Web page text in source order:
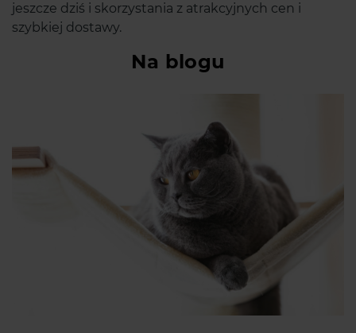
jeszcze dziś i skorzystania z atrakcyjnych cen i
szybkiej dostawy.
Na blogu